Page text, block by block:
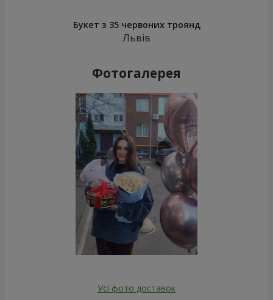
Букет з 35 червоних троянд
Львів
Фотогалерея
Усі фото доставок